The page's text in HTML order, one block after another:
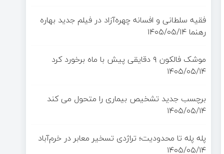
فقیه سلطانی و افسانه چهره‌آزاد در فیلم جدید بهاره
رهنما ۱۴۰۵/۰۵/۱۴
موشک فالکون ۹ دقایقی پیش با ماه برخورد کرد
۱۴۰۵/۰۵/۱۴
برچسب جدید تشخیص بیماری را متحول می کند
۱۴۰۵/۰۵/۱۴
پله پله تا محدودیت؛ تراژدی تسخیر معابر در خرم‌آباد
۱۴۰۵/۰۵/۱۴